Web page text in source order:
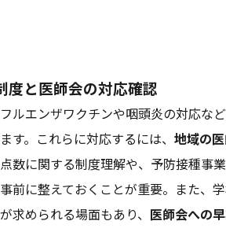
と医師会の対応確認
ルエンザワクチンや咽頭炎の対応な
す。これらに対応するには、 地域の
数に関する制度理解や、予防接種事
前に整えておくことが重要。また、
求められる場面もあり、 医師会への